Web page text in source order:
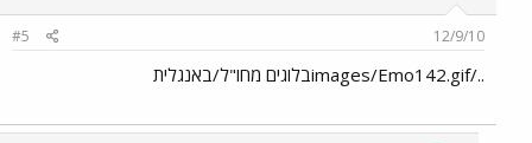
12/9/10
#5
../images/Emo142.gifבלוגים מחו"ל/באנגלית